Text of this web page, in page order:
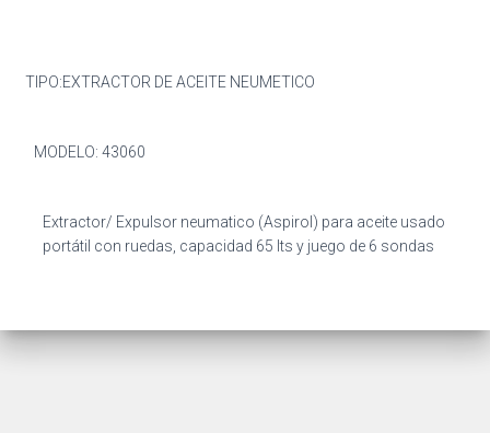
TIPO:EXTRACTOR DE ACEITE NEUMETICO
MODELO: 43060
Extractor/ Expulsor neumatico (Aspirol) para aceite usado
portátil con ruedas, capacidad 65 lts y juego de 6 sondas